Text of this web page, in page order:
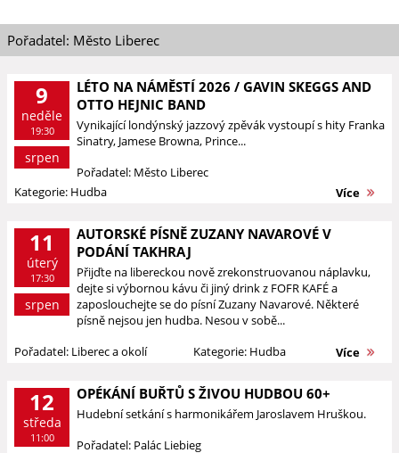
Pořadatel: Město Liberec
9
neděle
19:30
srpen
LÉTO NA NÁMĚSTÍ 2026 / GAVIN SKEGGS AND
OTTO HEJNIC BAND
Vynikající londýnský jazzový zpěvák vystoupí s hity Franka
Sinatry, Jamese Browna, Prince...
Pořadatel: Město Liberec
Kategorie: Hudba
Více
11
úterý
17:30
srpen
AUTORSKÉ PÍSNĚ ZUZANY NAVAROVÉ V
PODÁNÍ TAKHRAJ
Přijďte na libereckou nově zrekonstruovanou náplavku,
dejte si výbornou kávu či jiný drink z FOFR KAFÉ a
zaposlouchejte se do písní Zuzany Navarové. Některé
písně nejsou jen hudba. Nesou v sobě...
Pořadatel: Liberec a okolí
Kategorie: Hudba Více
12
středa
11:00
OPÉKÁNÍ BUŘTŮ S ŽIVOU HUDBOU 60+
Hudební setkání s harmonikářem Jaroslavem Hruškou.
Pořadatel: Palác Liebieg